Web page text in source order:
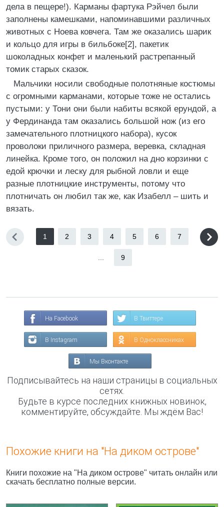
дела в пещере!). Карманы фартука Рэйчел были
заполнены камешками, напоминавшими различных
животных с Ноева ковчега. Там же оказались шарик
и кольцо для игры в бильбоке[2], пакетик
шоколадных конфет и маленький растрепанный
томик старых сказок.
Мальчики носили свободные полотняные костюмы
с огромными карманами, которые тоже не остались
пустыми: у Тони они были набиты всякой ерундой, а
у Фердинанда там оказались большой нож (из его
замечательного плотницкого набора), кусок
проволоки приличного размера, веревка, складная
линейка. Кроме того, он положил на дно корзинки с
едой крючки и леску для рыбной ловли и еще
разные плотницкие инструменты, потому что
плотничать он любил так же, как Изабелл – шить и
вязать.
1 2 3 4 5 6 7
9
На Facebook В Твиттере
В Instagram В Одноклассниках
Мы Вконтакте
Подписывайтесь на наши страницы в социальных
сетях.
Будьте в курсе последних книжных новинок,
комментируйте, обсуждайте. Мы ждём Вас!
Похожие книги на "На диком острове"
Книги похожие на "На диком острове" читать онлайн или
скачать бесплатно полные версии.